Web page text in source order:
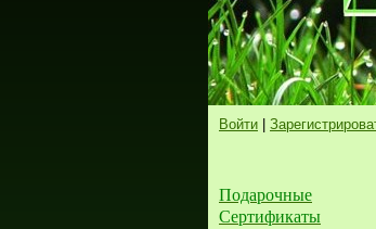
Войти
Подарочные
Сертификаты